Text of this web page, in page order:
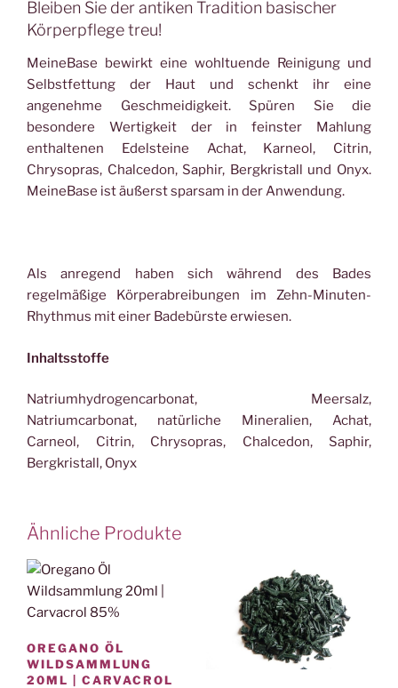
Bleiben Sie der antiken Tradition basischer
Körperpflege treu!
MeineBase bewirkt eine wohltuende Reinigung und
Selbstfettung der Haut und schenkt ihr eine
angenehme Geschmeidigkeit. Spüren Sie die
besondere Wertigkeit der in feinster Mahlung
enthaltenen Edelsteine Achat, Karneol, Citrin,
Chrysopras, Chalcedon, Saphir, Bergkristall und Onyx.
MeineBase ist äußerst sparsam in der Anwendung.
Als anregend haben sich während des Bades
regelmäßige Körperabreibungen im Zehn-Minuten-
Rhythmus mit einer Badebürste erwiesen.
Inhaltsstoffe
Natriumhydrogencarbonat, Meersalz,
Natriumcarbonat, natürliche Mineralien, Achat,
Carneol, Citrin, Chrysopras, Chalcedon, Saphir,
Bergkristall, Onyx
Ähnliche Produkte
OREGANO ÖL
WILDSAMMLUNG
20ML | CARVACROL